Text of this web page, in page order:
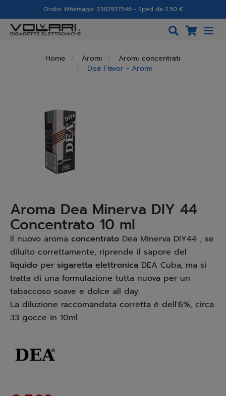
Ordini Whatsapp: 3382937546 - Sped da 2.50 €
Home Aromi
Aromi concentrati
Dea Flavor - Aromi
Aroma Dea Minerva DIY 44
Concentrato 10 ml
Il nuovo aroma concentrato Dea Minerva DIY44 , se
diluito correttamente, riprende il sapore del
liquido per sigaretta elettronica DEA Cuba, ma si
tratta di una formulazione tutta nuova per un
tabaccoso soave e dolce all day.
La diluzione raccomandata corretta è dell'6%, circa
33 gocce in 10ml.